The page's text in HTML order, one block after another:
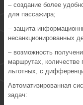
– создание более
для пассажира;
– защита
несанкционированных
– возможность
маршрутах, количестве
льготных, с
Автоматизированная
задач: